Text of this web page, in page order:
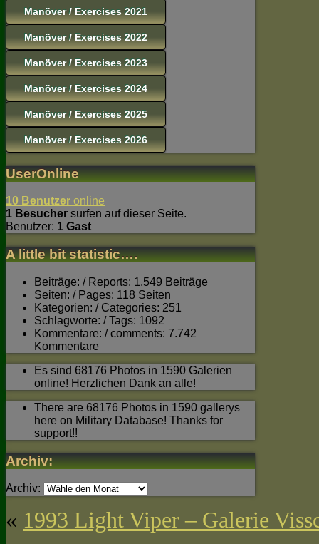
Manöver / Exercises 2021
Manöver / Exercises 2022
Manöver / Exercises 2023
Manöver / Exercises 2024
Manöver / Exercises 2025
Manöver / Exercises 2026
UserOnline
10 Benutzer online
1 Besucher surfen auf dieser Seite.
Benutzer: 1 Gast
A little bit statistic….
Beiträge: / Reports: 1.549 Beiträge
Seiten: / Pages: 118 Seiten
Kategorien: / Categories: 251
Schlagworte: / Tags: 1092
Kommentare: / comments: 7.742
Kommentare
Es sind 68176 Photos in 1590 Galerien
online! Herzlichen Dank an alle!
There are 68176 Photos in 1590 gallerys
here on Military Database! Thanks for
support!!
Archiv:
Archiv:
« 1993 Light Viper – Galerie